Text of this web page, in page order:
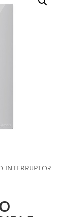
INTERRUPTOR